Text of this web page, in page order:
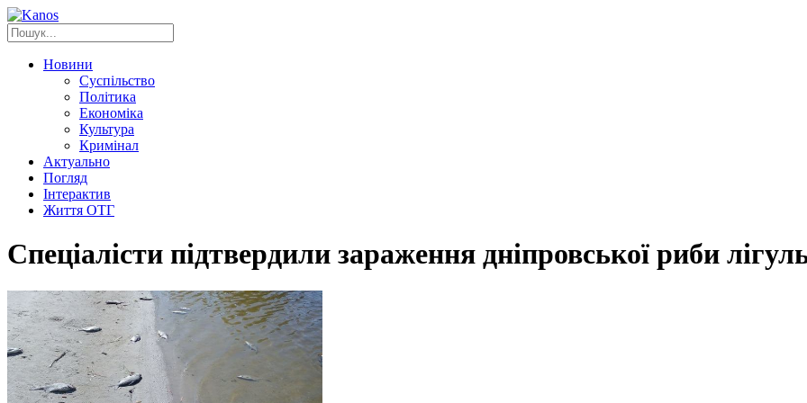
Новини
Суспільство
Політика
Економіка
Культура
Кримінал
Актуально
Погляд
Інтерактив
Життя ОТГ
Спеціалісти підтвердили зараження дніпровської риби